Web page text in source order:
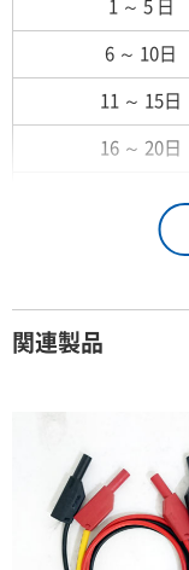
1 ～ 5 日
6 ～ 10日
11 ～ 15日
16 ～ 20日
26日 ～ 1ヶ月
2ヶ月
3ヶ月
関連製品